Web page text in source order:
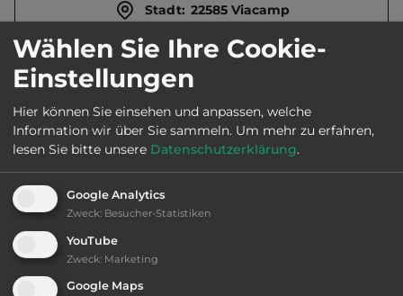
Stadt: 22585 Viacamp
Webseite: www.turismoribagorza.org
Öffnungszeiten:
Wählen Sie Ihre Cookie-
Einstellungen
Hier können Sie einsehen und anpassen, welche
Information wir über Sie sammeln. Um mehr zu erfahren,
lesen Sie bitte unsere Datenschutzerklärung.
Google Analytics
Zweck: Besucher-Statistiken
YouTube
Zweck: Marketing
Google Maps